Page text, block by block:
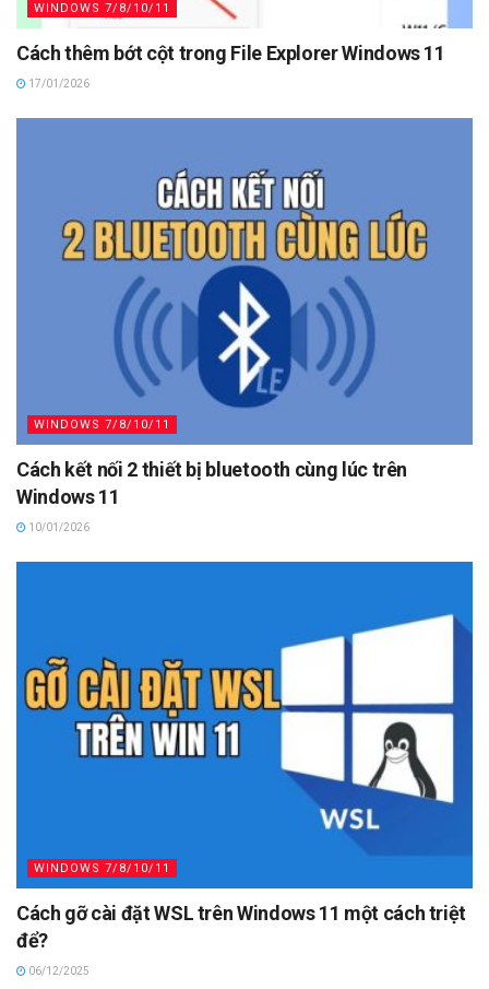
WINDOWS 7/8/10/11
Cách thêm bớt cột trong File Explorer Windows 11
17/01/2026
WINDOWS 7/8/10/11
Cách kết nối 2 thiết bị bluetooth cùng lúc trên
Windows 11
10/01/2026
WINDOWS 7/8/10/11
Cách gỡ cài đặt WSL trên Windows 11 một cách triệt
để?
06/12/2025